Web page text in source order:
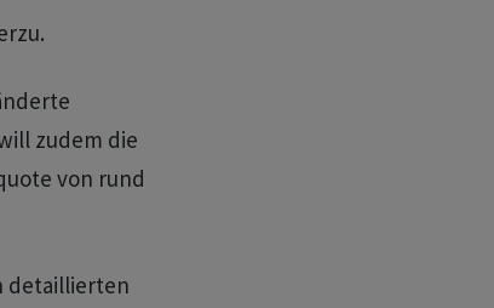
zudem die
von rund
detaillierten